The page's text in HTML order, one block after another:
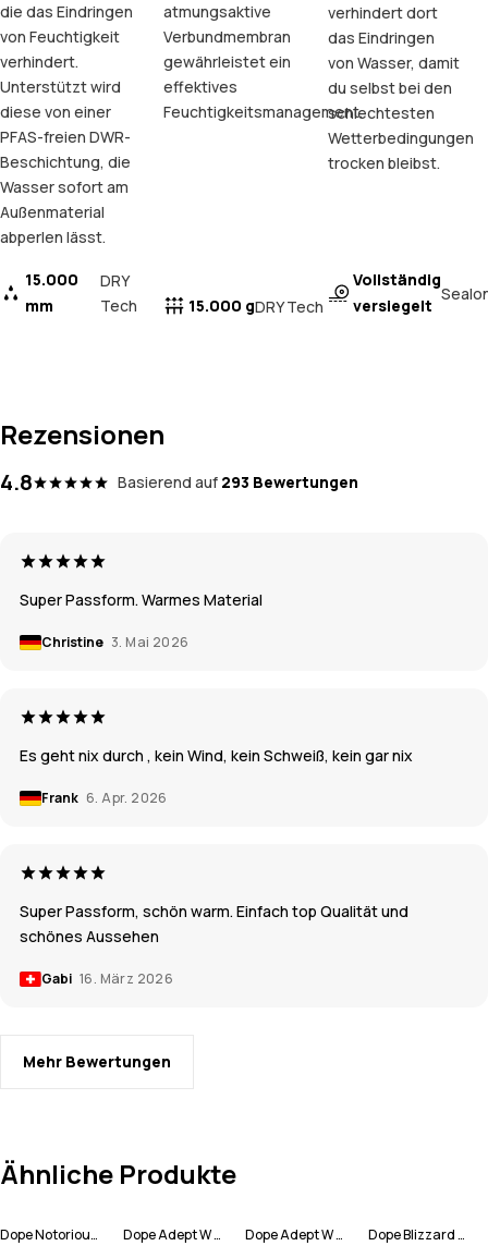
die das Eindringen
von Feuchtigkeit
verhindert.
Unterstützt wird
diese von einer
PFAS-freien DWR-
Beschichtung, die
Wasser sofort am
Außenmaterial
abperlen lässt.
15.000
mm
DRY
Tech
atmungsaktive
Verbundmembran
gewährleistet ein
effektives
Feuchtigkeitsmanagement.
15.000 gDRY Tech
verhindert dort
das Eindringen
von Wasser, damit
du selbst bei den
schlechtesten
Wetterbedingungen
trocken bleibst.
Vollständig
versiegelt
Rezensionen
4.8 Basierend auf 293 Bewertungen
Super Passform. Warmes Material
Christine 3. Mai 2026
Es geht nix durch , kein Wind, kein Schweiß, kein gar nix
Frank 6. Apr. 2026
Super Passform, schön warm. Einfach top Qualität und
schönes Aussehen
Gabi 16. März 2026
Mehr Bewertungen
Ähnliche Produkte
Dope Notorious B.I.B Snowboardhose Herren
Dope Adept W Snowboardjacke Damen
Dope Adept W Skijacke Damen
Dope Blizzard W Snowboardjacke Damen